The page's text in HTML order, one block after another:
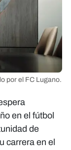
por el FC Lugano.
en el fútbol
de
carrera en el